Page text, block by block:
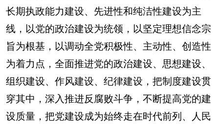
长期执政能力建设、先进性和纯洁性建设为主
线，以党的政治建设为统领，以坚定理想信念宗
旨为根基，以调动全党积极性、主动性、创造性
为着力点，全面推进党的政治建设、思想建设、
组织建设、作风建设、纪律建设，把制度建设贯
穿其中，深入推进反腐败斗争，不断提高党的建
设质量，把党建设成为始终走在时代前列、人民